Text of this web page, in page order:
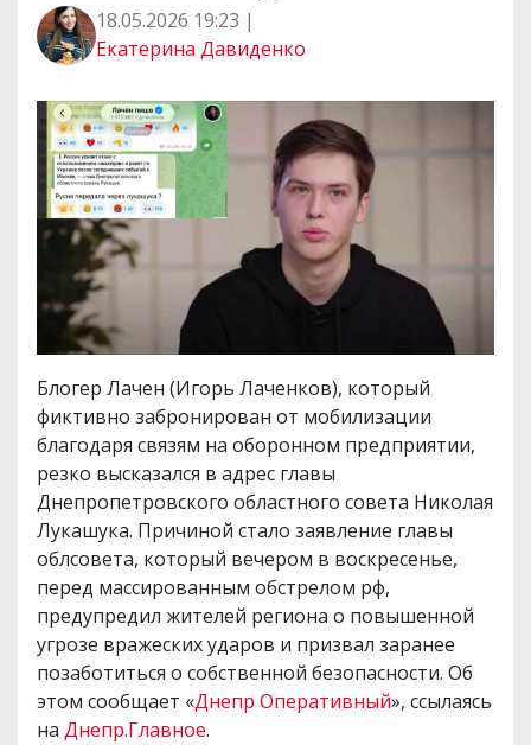
18.05.2026 19:23 |
Екатерина Давиденко
Блогер Лачен (Игорь Лаченков), который
фиктивно забронирован от мобилизации
благодаря связям на оборонном предприятии,
резко высказался в адрес главы
Днепропетровского областного совета Николая
Лукашука. Причиной стало заявление главы
облсовета, который вечером в воскресенье,
перед массированным обстрелом рф,
предупредил жителей региона о повышенной
угрозе вражеских ударов и призвал заранее
позаботиться о собственной безопасности. Об
этом сообщает «Днепр Оперативный», ссылаясь
на Днепр.Главное.